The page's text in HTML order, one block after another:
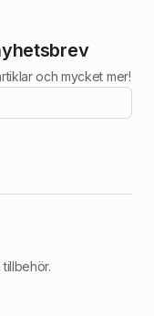
och mycket mer!